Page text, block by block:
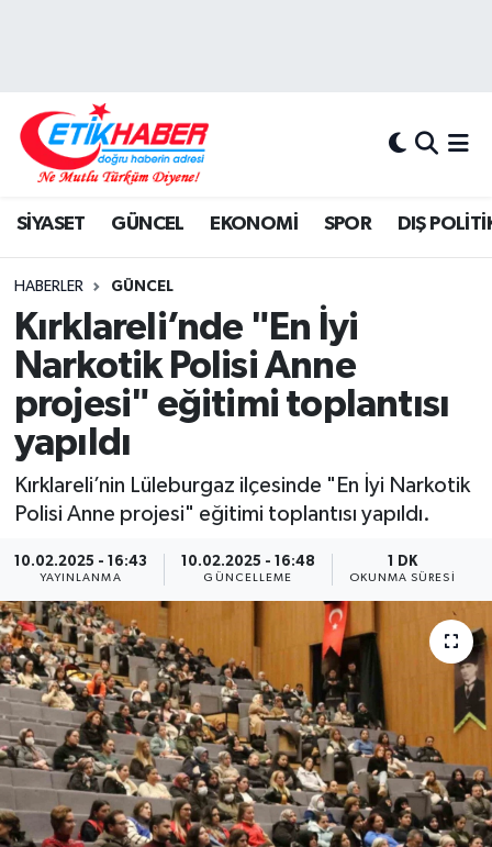
SİYASET GÜNCEL EKONOMİ SPOR DIŞ
HABERLER GÜNCEL
Kırklareli’nde "En İyi
Narkotik Polisi Anne
projesi" eğitimi toplantısı
yapıldı
Kırklareli’nin Lüleburgaz ilçesinde "En İyi Narkotik
Polisi Anne projesi" eğitimi toplantısı yapıldı.
10.02.2025 - 16:43
YAYINLANMA
10.02.2025 - 16:48
GÜNCELLEME
1 DK
OKUNMA SÜRESI
DIŞ POLİTİKA
KÖŞE YAZILARI
KÜLTÜR-SANAT-MAGAZİN
MEDYA
ÖZEL HABER
RÖPORTAJLAR
SAĞLIK
SİYASET
GÜNCEL
SPOR
Hava Durumu
Süper Lig Puan Durumu ve Fikstür
Tüm Manşetler
Son Dakika Haberleri
Haber Arşivi